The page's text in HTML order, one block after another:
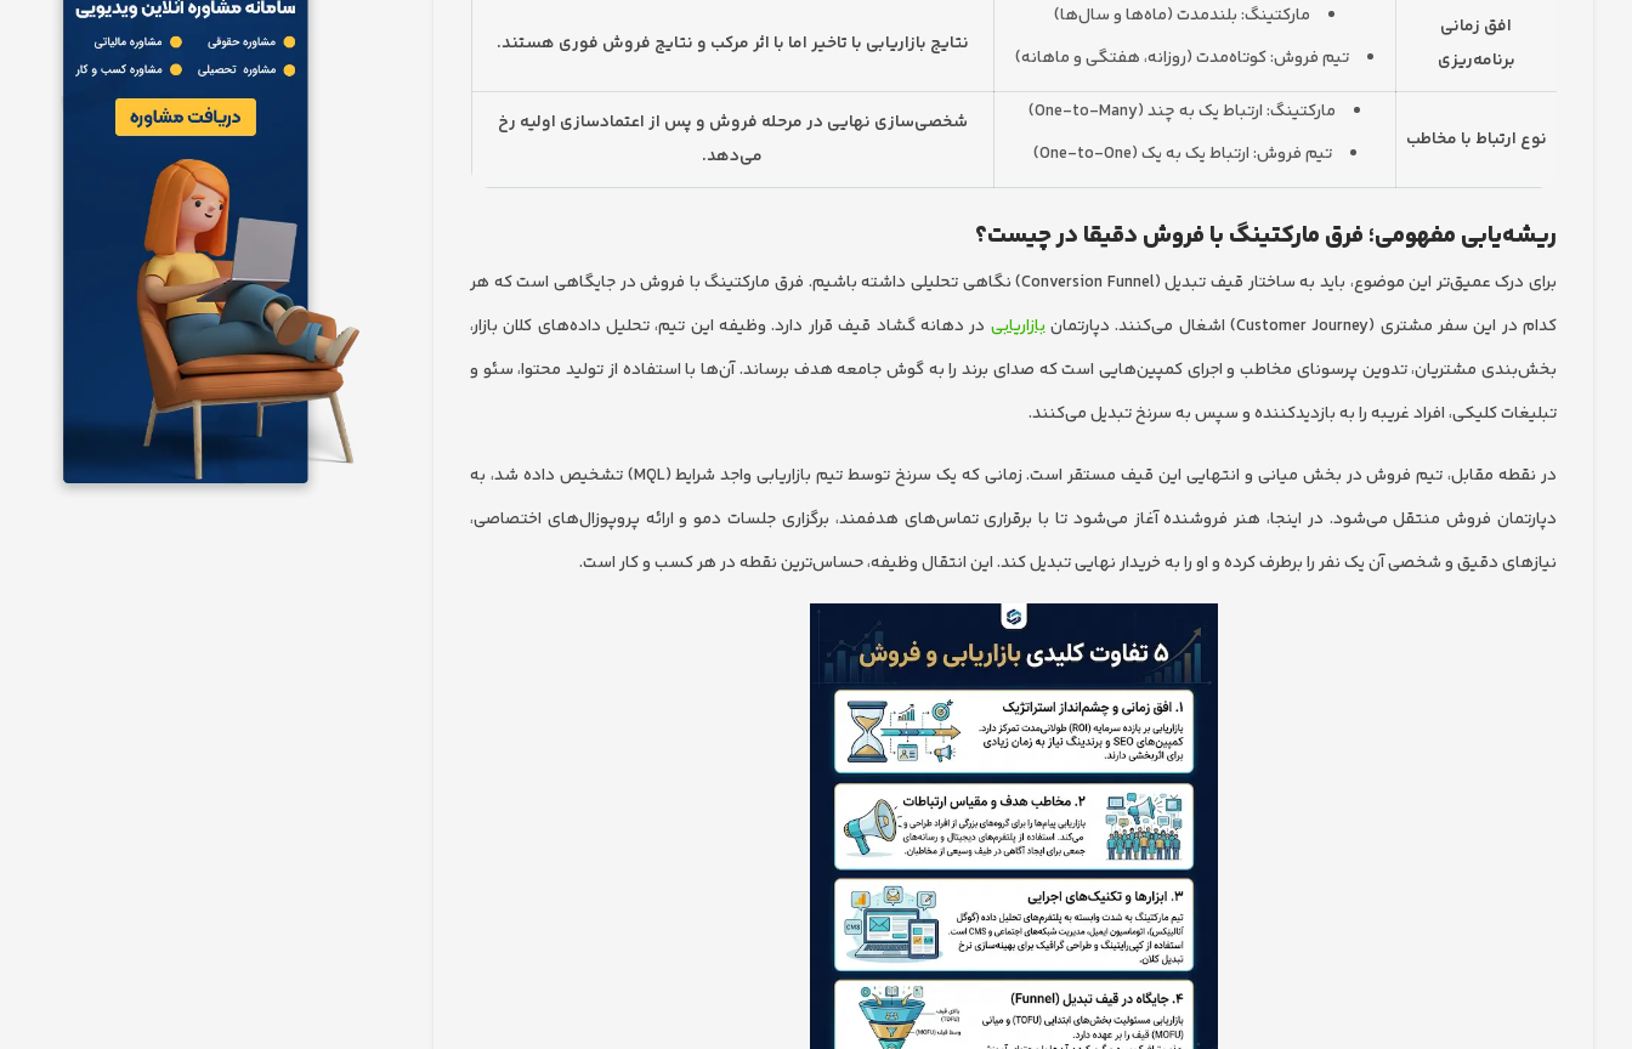
افق زمانی
برنامه‌ریزی
مارکتینگ: بلندمدت (ماه‌ها و سال‌ها)
تیم فروش: کوتاه‌مدت (روزانه، هفتگی و ماهانه)
نتایج بازاریابی با تاخیر اما با اثر مرکب و نتایج فروش فوری هستند.
نوع ارتباط با مخاطب
مارکتینگ: ارتباط یک به چند (One-to-Many)
تیم فروش: ارتباط یک به یک (One-to-One)
شخصی‌سازی نهایی در مرحله فروش و پس از اعتمادسازی اولیه رخ
می‌دهد.
ریشه‌یابی مفهومی؛ فرق مارکتینگ با فروش دقیقا در چیست؟
برای درک عمیق‌تر این موضوع، باید به ساختار قیف تبدیل (Conversion Funnel) نگاهی تحلیلی داشته باشیم. فرق مارکتینگ با فروش در جایگاهی است که هر
کدام در این سفر مشتری (Customer Journey) اشغال می‌کنند. دپارتمان
بازاریابی در دهانه گشاد قیف قرار دارد. وظیفه این تیم، تحلیل داده‌های کلان بازار،
بخش‌بندی مشتریان، تدوین پرسونای مخاطب و اجرای کمپین‌هایی است که صدای برند را به گوش جامعه هدف برساند. آن‌ها با استفاده از تولید محتوا، سئو و
تبلیغات کلیکی، افراد غریبه را به بازدیدکننده و سپس به سرنخ تبدیل می‌کنند.
در نقطه مقابل، تیم فروش در بخش میانی و انتهایی این قیف مستقر است. زمانی که یک سرنخ توسط تیم بازاریابی واجد شرایط (MQL) تشخیص داده شد، به
دپارتمان فروش منتقل می‌شود. در اینجا، هنر فروشنده آغاز می‌شود تا با برقراری تماس‌های هدفمند، برگزاری جلسات دمو و ارائه پروپوزال‌های اختصاصی،
نیازهای دقیق و شخصی آن یک نفر را برطرف کرده و او را به خریدار نهایی تبدیل کند. این انتقال وظیفه، حساس‌ترین نقطه در هر کسب و کار است.